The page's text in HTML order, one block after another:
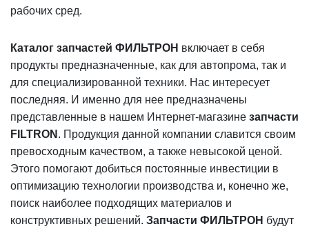
рабочих сред.
Каталог запчастей ФИЛЬТРОН включает в себя
продукты предназначенные, как для автопрома, так и
для специализированной техники. Нас интересует
последняя. И именно для нее предназначены
представленные в нашем Интернет-магазине запчасти
FILTRON . Продукция данной компании славится своим
превосходным качеством, а также невысокой ценой.
Этого помогают добиться постоянные инвестиции в
оптимизацию технологии производства и, конечно же,
поиск наиболее подходящих материалов и
конструктивных решений. Запчасти ФИЛЬТРОН будут